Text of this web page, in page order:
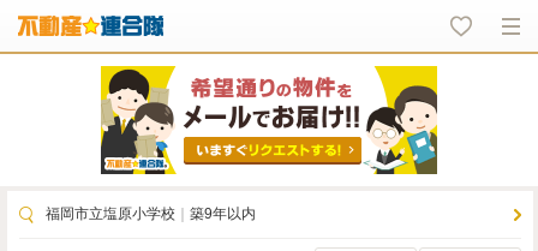
福岡市立塩原小学校 築9年以内